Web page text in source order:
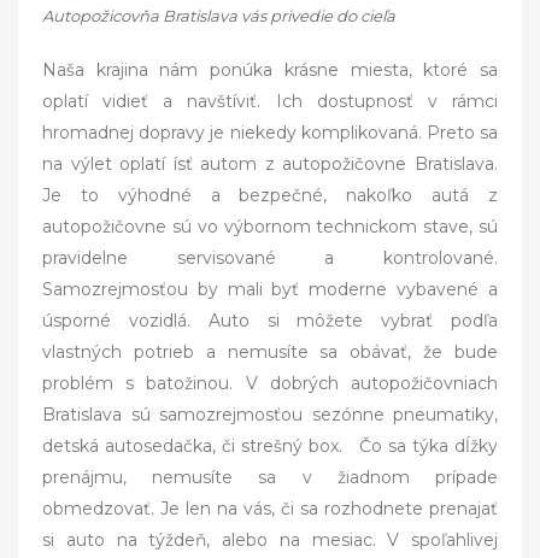
Autopožicovňa Bratislava vás privedie do cieľa
Naša krajina nám ponúka krásne miesta, ktoré sa
oplatí vidieť a navštíviť. Ich dostupnosť v rámci
hromadnej dopravy je niekedy komplikovaná. Preto sa
na výlet oplatí ísť autom z autopožičovne Bratislava.
Je to výhodné a bezpečné, nakoľko autá z
autopožičovne sú vo výbornom technickom stave, sú
pravidelne servisované a kontrolované.
Samozrejmosťou by mali byť moderne vybavené a
úsporné vozidlá. Auto si môžete vybrať podľa
vlastných potrieb a nemusíte sa obávať, že bude
problém s batožinou. V dobrých autopožičovniach
Bratislava sú samozrejmosťou sezónne pneumatiky,
detská autosedačka, či strešný box. Čo sa týka dĺžky
prenájmu, nemusíte sa v žiadnom prípade
obmedzovať. Je len na vás, či sa rozhodnete prenajať
si auto na týždeň, alebo na mesiac. V spoľahlivej